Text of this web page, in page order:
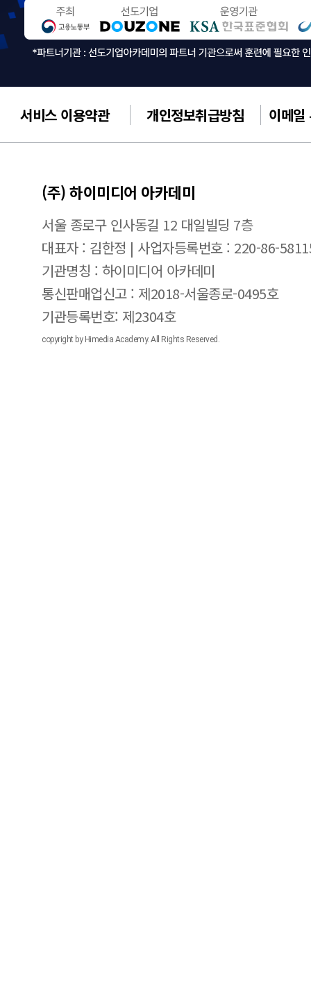
서비스 이용약관 개인정보취급방침 이메일
(주) 하이미디어 아카데미
서울 종로구 인사동길 12 대일빌딩 7층
대표자 : 김한정 | 사업자등록번호 : 220-86-
기관명칭 : 하이미디어 아카데미
통신판매업신고 : 제2018-서울종로-0495호
기관등록번호: 제2304호
copyright by Himedia Academy. All Rights Reserved.